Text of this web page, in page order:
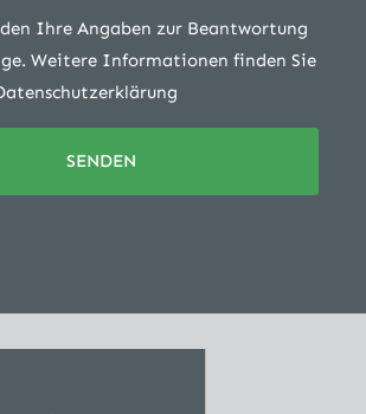
Ihre Angaben zur Beantwortung
Weitere Informationen finden Sie
SENDEN